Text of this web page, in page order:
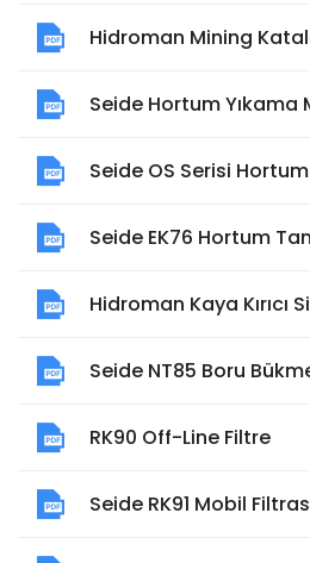
Hidroman Mining
Seide Hortum Yıkama
Seide OS Serisi
Seide EK76 Hortum
Hidroman Kaya Kırıcı
Seide NT85 Boru
RK90 Off-Line Filtre
Seide RK91 Mobil